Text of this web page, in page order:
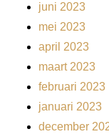
juni 2023
mei 2023
april 2023
maart 2023
februari 2023
januari 2023
december